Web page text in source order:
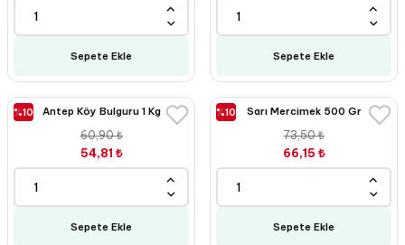
Sepete Ekle Sepete Ekle
%10 Antep Köy Bulguru 1 Kg
60,90 ₺
54,81 ₺
Sepete Ekle
%10 Sarı Mercimek 500 Gr
73,50 ₺
66,15 ₺
Sepete Ekle